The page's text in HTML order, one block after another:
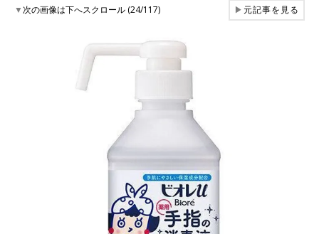
▼次の画像は下へスクロール (24/117) ▶元記事を見る